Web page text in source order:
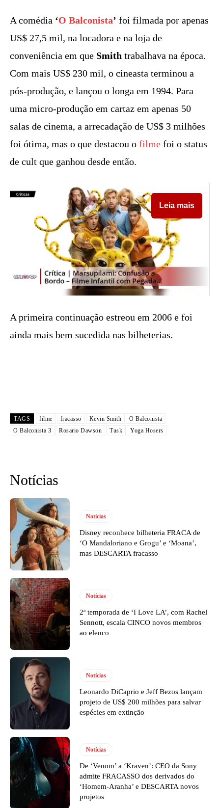
A comédia ‘O Balconista’ foi filmada por apenas
US$ 27,5 mil, na locadora e na loja de
conveniência em que Smith trabalhava na época.
Com mais US$ 230 mil, o cineasta terminou a
pós-produção, e lançou o longa em 1994. Para
uma micro-produção em cartaz em apenas 50
salas de cinema, a arrecadação de US$ 3 milhões
foi ótima, mas o que destacou o filme foi o status
de cult que ganhou desde então.
Leia mais
A primeira continuação estreou em 2006 e foi
ainda mais bem sucedida nas bilheterias.
TAGS filme fracasso Kevin Smith
O Balconista
O Balconista 3
Rosario Dawson Tusk Yoga Hosers
Notícias
Notícias
Disney reconhece bilheteria FRACA de
‘O Mandaloriano e Grogu’ e ‘Moana’,
mas DESCARTA fracasso
Notícias
2ª temporada de ‘I Love LA’, com Rachel
Sennott, escala CINCO novos membros
ao elenco
Notícias
Leonardo DiCaprio e Jeff Bezos lançam
projeto de US$ 200 milhões para salvar
espécies em extinção
Notícias
De ‘Venom’ a ‘Kraven’: CEO da Sony
admite FRACASSO dos derivados do
‘Homem-Aranha’ e DESCARTA novos
projetos